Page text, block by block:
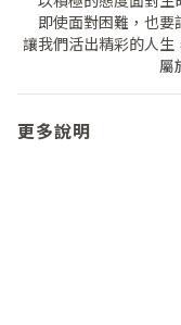
即使面對困難，也要
讓我們活出精彩的人
屬
更多說明